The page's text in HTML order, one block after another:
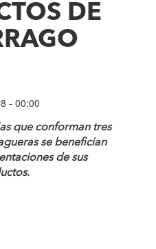
DE
- 00:00
que conforman tres
se benefician
de sus